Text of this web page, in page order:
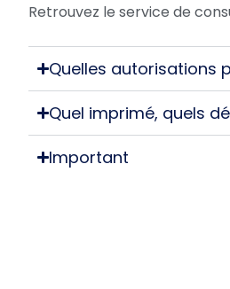
Retrouvez le service de
Quelles autorisations
Quel imprimé, quels
Important